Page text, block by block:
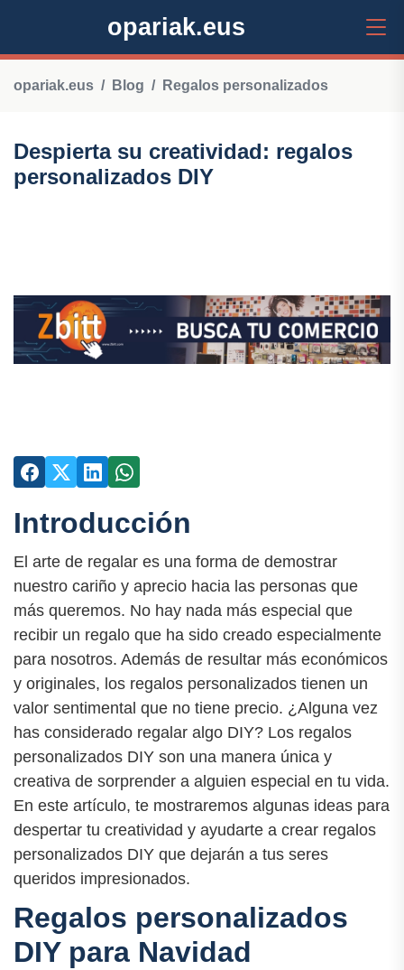
opariak.eus
opariak.eus Blog Regalos personalizados
Despierta su creatividad: regalos
personalizados DIY
Introducción
El arte de regalar es una forma de demostrar
nuestro cariño y aprecio hacia las personas que
más queremos. No hay nada más especial que
recibir un regalo que ha sido creado especialmente
para nosotros. Además de resultar más económicos
y originales, los regalos personalizados tienen un
valor sentimental que no tiene precio. ¿Alguna vez
has considerado regalar algo DIY? Los regalos
personalizados DIY son una manera única y
creativa de sorprender a alguien especial en tu vida.
En este artículo, te mostraremos algunas ideas para
despertar tu creatividad y ayudarte a crear regalos
personalizados DIY que dejarán a tus seres
queridos impresionados.
Regalos personalizados
DIY para Navidad